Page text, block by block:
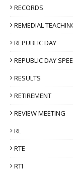
RECORDS
REMEDIAL
REPUBLIC DAY
REPUBLIC DAY
RESULTS
RETIREMENT
REVIEW MEETING
RL
RTE
RTI